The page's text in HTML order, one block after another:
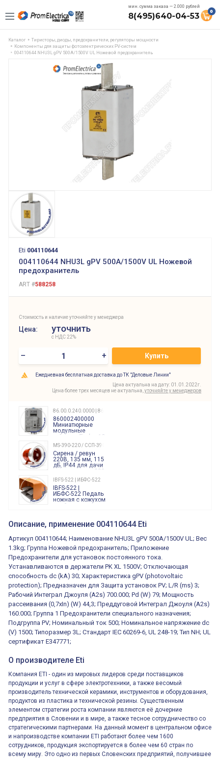
мин. сумма заказа — 2.000 рублей
8(495)640-04-53 0
Каталог
Тиристоры, диоды, предохранители, регуляторы мощности
Компоненты для защиты фотоэлектрических PV-систем
004110644 NHU3L gPV 500A/1500V UL Ножевой предохранитель
Eti 004110644
004110644 NHU3L gPV 500A/1500V UL Ножевой
предохранитель
ART #588258
Стоимость и наличие уточняйте у менеджера
Цена: уточнить
с НДС 22%
– + Купить
Ежедневная бесплатная доставка до ТК "Деловые Линии"
Цена актуальна на дату: 01.01.2022г.
Цена более трех месяцев не актуальна, уточняйте у менеджеров
86.00.0.240.0000 | 860002400000
860002400000
Миниатюрные
модульные
таймеры Finder, 12-
240 Вольт AC/DC
Finder
86.00.0.240.0000
MS-390-220 / ССП-390 220В
Сирена / ревун
220В, 135 мм, 115
дБ, IP44 для дачи
производства 220
Вольт звук ситены
"пожарная
тревога"
IBFS-522 | ИБФС-522
IBFS-522 |
ИБФС-522 Педаль
ножная с кожухом
двойная,
15Ампер 250В
XVR13M05L
Маячок
оранжевый
230VAC 130мм
ВКН8108
ВКН8108
Концевой
выключатель /
выключатель
путевой,
алюминиевый
регулируемый
ролик
800202300000С | 80 02 0 230 0000 С
800202300000С
многофункциональные
реле времени
0.1cек.-10 дней, 10
функций/режимов
Описание, применение 004110644 Eti
Артикул 004110644; Наименование NHU3L gPV 500A/1500V UL; Вес
1.3kg; Группа Ножевой предохранитель; Приложение
Предохранители для установок постоянного тока.
Устанавливаются в держатели PK XL 1500V; Отключающая
способность dc (kA) 30; Характеристика gPV (photovoltaic
protection); Предназначен для Защита установок PV; L/R (ms) 3;
Рабочий Интеграл Джоуля (A2s) 700.000; Pd (W) 79; Мощность
рассеивания (0,7xIn) (W) 44,3; Преддуговой Интеграл Джоуля (A2s)
160.000; Группа 1 Предохранители специального назначения;
Подгруппа PV; Номинальный ток 500; Номинальное напряжение dc
(V) 1500; Типоразмер 3L; Стандарт IEC 60269-6, UL 248-19; Тип NH; UL
сертификат E347771;
О производителе Eti
Компания ETI - один из мировых лидеров среди поставщиков
продукции и услуг в сфере электротехники, а также весомый
производитель технической керамики, инструментов и оборудования,
продуктов из пластика и технической резины. Существенным
элементом стратегии роста компании являются её дочерние
предприятия в Словении и в мире, а также тесное сотрудничество со
стратегическими партнерами. На данный момент в центральном офисе
и напроизводстве компании ETI работают более чем 1600
сотрудников, продукция экспортируется в более чем 60 стран по
всему миру. Это одно из первых Словенских предприятий, получившее